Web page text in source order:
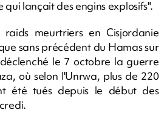
lançait des engins explosifs".
meurtriers en Cisjordanie
sans précédent du Hamas sur
le 7 octobre la guerre
où selon l'Unrwa, plus de 220
été tués depuis le début des